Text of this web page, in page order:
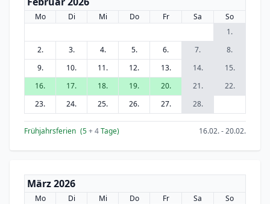
Mo Di Mi Do Fr Sa
So
1.
2.
3. 4. 5. 6. 7.
8.
9.
10. 11. 12. 13. 14.
15.
16.
17. 18. 19. 20. 21.
22.
23.
24. 25. 26. 27. 28.
Frühjahrsferien (5+ 4Tage) 16.02. - 20.02.
März 2026
Mo Di Mi Do Fr Sa
So